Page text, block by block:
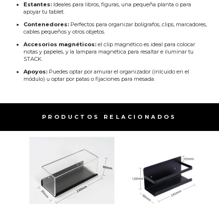
Estantes:Ideales para libros, figuras, una pequeña planta o para
apoyar tu tablet.
Contenedores:Perfectos para organizar bolígrafos, clips, marcadores,
cables pequeños y otros objetos.
Accesorios magnéticos:el clip magnético es ideal para colocar
notas y papeles, y la lampara magnética para resaltar e iluminar tu
STACK.
Apoyos:Puedes optar por amurar el organizador (inlcuido en el
módulo) u optar por patas o fijaciones para mesada.
PRODUCTOS RELACIONADOS​